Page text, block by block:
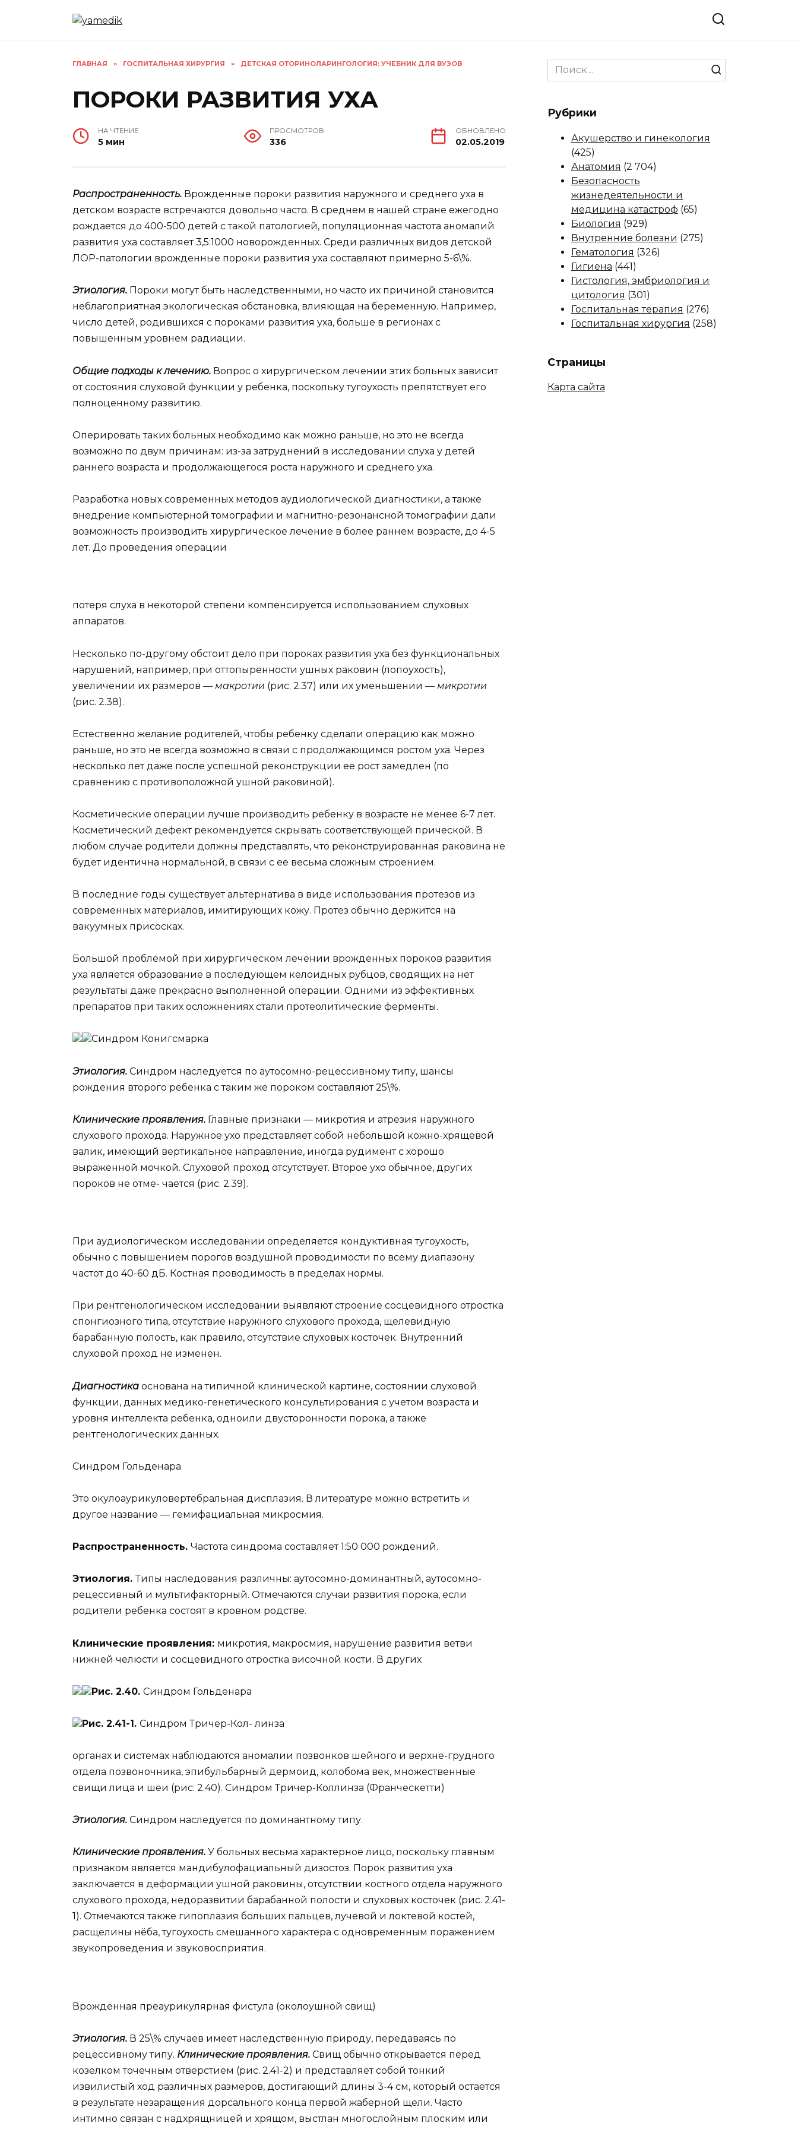
ГЛАВНАЯ » ГОСПИТАЛЬНАЯ ХИРУРГИЯ » ДЕТСКАЯ ОТОРИНОЛАРИНГОЛОГИЯ: УЧЕБНИК ДЛЯ ВУЗОВ
ПОРОКИ РАЗВИТИЯ УХА
НА ЧТЕНИЕ
5 мин
ПРОСМОТРОВ
336
ОБНОВЛЕНО
02.05.2019
Распространенность. Врожденные пороки развития наружного и среднего уха в
детском возрасте встречаются довольно часто. В среднем в нашей стране ежегодно
рождается до 400-500 детей с такой патологией, популяционная частота аномалий
развития уха составляет 3,5:1000 новорожденных. Среди различных видов детской
ЛОР-патологии врожденные пороки развития уха составляют примерно 5-6\%.
Этиология. Пороки могут быть наследственными, но часто их причиной становится
неблагоприятная экологическая обстановка, влияющая на беременную. Например,
число детей, родившихся с пороками развития уха, больше в регионах с
повышенным уровнем радиации.
Общие подходы к лечению. Вопрос о хирургическом лечении этих больных зависит
от состояния слуховой функции у ребенка, поскольку тугоухость препятствует его
полноценному развитию.
Оперировать таких больных необходимо как можно раньше, но это не всегда
возможно по двум причинам: из-за затруднений в исследовании слуха у детей
раннего возраста и продолжающегося роста наружного и среднего уха.
Разработка новых современных методов аудиологической диагностики, а также
внедрение компьютерной томографии и магнитно-резонансной томографии дали
возможность производить хирургическое лечение в более раннем возрасте, до 4-5
лет. До проведения операции
потеря слуха в некоторой степени компенсируется использованием слуховых
аппаратов.
Несколько по-другому обстоит дело при пороках развития уха без функциональных
нарушений, например, при оттопыренности ушных раковин (лопоухость),
увеличении их размеров — макротии (рис. 2.37) или их уменьшении — микротии
(рис. 2.38).
Естественно желание родителей, чтобы ребенку сделали операцию как можно
раньше, но это не всегда возможно в связи с продолжающимся ростом уха. Через
несколько лет даже после успешной реконструкции ее рост замедлен (по
сравнению с противоположной ушной раковиной).
Косметические операции лучше производить ребенку в возрасте не менее 6-7 лет.
Косметический дефект рекомендуется скрывать соответствующей прической. В
любом случае родители должны представлять, что реконструированная раковина не
будет идентична нормальной, в связи с ее весьма сложным строением.
В последние годы существует альтернатива в виде использования протезов из
современных материалов, имитирующих кожу. Протез обычно держится на
вакуумных присосках.
Большой проблемой при хирургическом лечении врожденных пороков развития
уха является образование в последующем келоидных рубцов, сводящих на нет
результаты даже прекрасно выполненной операции. Одними из эффективных
препаратов при таких осложнениях стали протеолитические ферменты.
Синдром Конигсмарка
Этиология. Синдром наследуется по аутосомно-рецессивному типу, шансы
рождения второго ребенка с таким же пороком составляют 25\%.
Клинические проявления. Главные признаки — микротия и атрезия наружного
слухового прохода. Наружное ухо представляет собой небольшой кожно-хрящевой
валик, имеющий вертикальное направление, иногда рудимент с хорошо
выраженной мочкой. Слуховой проход отсутствует. Второе ухо обычное, других
пороков не отме- чается (рис. 2.39).
При аудиологическом исследовании определяется кондуктивная тугоухость,
обычно с повышением порогов воздушной проводимости по всему диапазону
частот до 40-60 дБ. Костная проводимость в пределах нормы.
При рентгенологическом исследовании выявляют строение сосцевидного отростка
спонгиозного типа, отсутствие наружного слухового прохода, щелевидную
барабанную полость, как правило, отсутствие слуховых косточек. Внутренний
слуховой проход не изменен.
Диагностика основана на типичной клинической картине, состоянии слуховой
функции, данных медико-генетического консультирования с учетом возраста и
уровня интеллекта ребенка, одноили двусторонности порока, а также
рентгенологических данных.
Синдром Гольденара
Это окулоаурикуловертебральная дисплазия. В литературе можно встретить и
другое название — гемифациальная микросмия.
Распространенность. Частота синдрома составляет 1:50 000 рождений.
Этиология.Типы наследования различны: аутосомно-доминантный, аутосомно-
рецессивный и мультифакторный. Отмечаются случаи развития порока, если
родители ребенка состоят в кровном родстве.
Клинические проявления: микротия, макросмия, нарушение развития ветви
нижней челюсти и сосцевидного отростка височной кости. В других
Рис. 2.40. Синдром Гольденара
Рис. 2.41-1. Синдром Тричер-Кол- линза
органах и системах наблюдаются аномалии позвонков шейного и верхне-грудного
отдела позвоночника, эпибульбарный дермоид, колобома век, множественные
свищи лица и шеи (рис. 2.40). Синдром Тричер-Коллинза (Франческетти)
Этиология. Синдром наследуется по доминантному типу.
Клинические проявления. У больных весьма характерное лицо, поскольку главным
признаком является мандибулофациальный дизостоз. Порок развития уха
заключается в деформации ушной раковины, отсутствии костного отдела наружного
слухового прохода, недоразвитии барабанной полости и слуховых косточек (рис. 2.41-
1). Отмечаются также гипоплазия больших пальцев, лучевой и локтевой костей,
расщелины нёба, тугоухость смешанного характера с одновременным поражением
звукопроведения и звуковосприятия.
Врожденная преаурикулярная фистула (околоушной свищ)
Этиология. В 25\% случаев имеет наследственную природу, передаваясь по
рецессивному типу. Клинические проявления. Свищ обычно открывается перед
козелком точечным отверстием (рис. 2.41-2) и представляет собой тонкий
извилистый ход различных размеров, достигающий длины 3-4 см, который остается
в результате незаращения дорсального конца первой жаберной щели. Часто
интимно связан с надхрящницей и хрящом, выстлан многослойным плоским или
Search
for:
Рубрики
Акушерство и гинекология
(425)
Анатомия (2 704)
Безопасность
жизнедеятельности и
медицина катастроф (65)
Биология (929)
Внутренние болезни (275)
Гематология (326)
Гигиена (441)
Гистология, эмбриология и
цитология (301)
Госпитальная терапия (276)
Госпитальная хирургия (258)
Страницы
Карта сайта